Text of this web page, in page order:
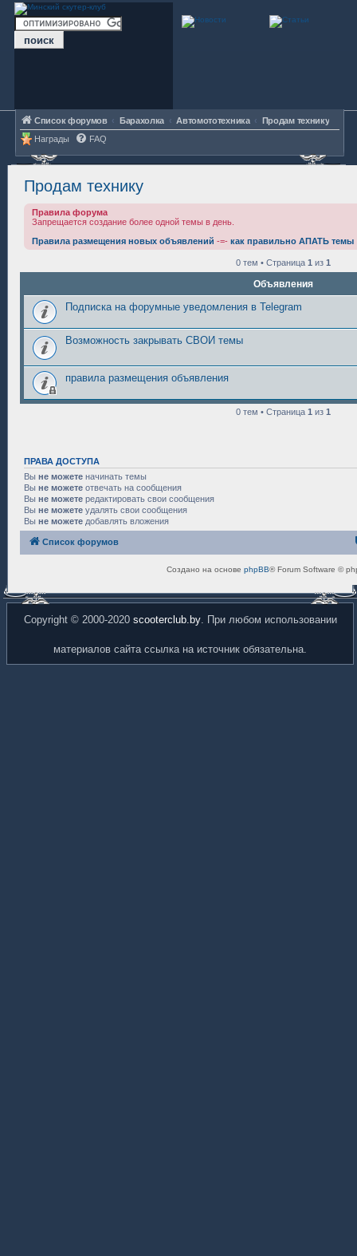
Список форумов Барахолка Автомототехника
Продам технику
Награды
FAQ
Продам технику
Правила форума
Запрещается создание более одной темы в день.
Правила размещения новых объявлений -=- как правильно АПАТЬ темы
0 тем • Страница 1 из 1
Объявления
Подписка на форумные уведомления в Telegram
Возможность закрывать СВОИ темы
правила размещения объявления
0 тем • Страница 1 из 1
ПРАВА ДОСТУПА
Вы не можете начинать темы
Вы не можете отвечать на сообщения
Вы не можете редактировать свои сообщения
Вы не можете удалять свои сообщения
Вы не можете добавлять вложения
Список форумов
Создано на основе phpBB® Forum Software ©
Copyright © 2000-2020 scooterclub.by. При любом использовании
материалов сайта ссылка на источник обязательна.